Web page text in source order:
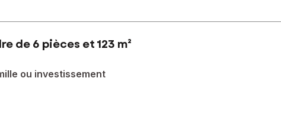
de 6 pièces et 123 m²
ou investissement
gare d'Angoulême proximité de toutes commodités (transport